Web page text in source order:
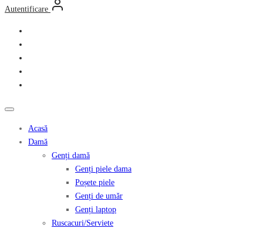
Autentificare
Acasă
Damă
Genți damă
Genți piele dama
Poșete piele
Genți de umăr
Genți laptop
Ruscacuri/Serviete